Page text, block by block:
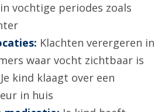
vochtige periodes zoals
Klachten verergeren in
waar vocht zichtbaar is
Je kind klaagt over een
in huis